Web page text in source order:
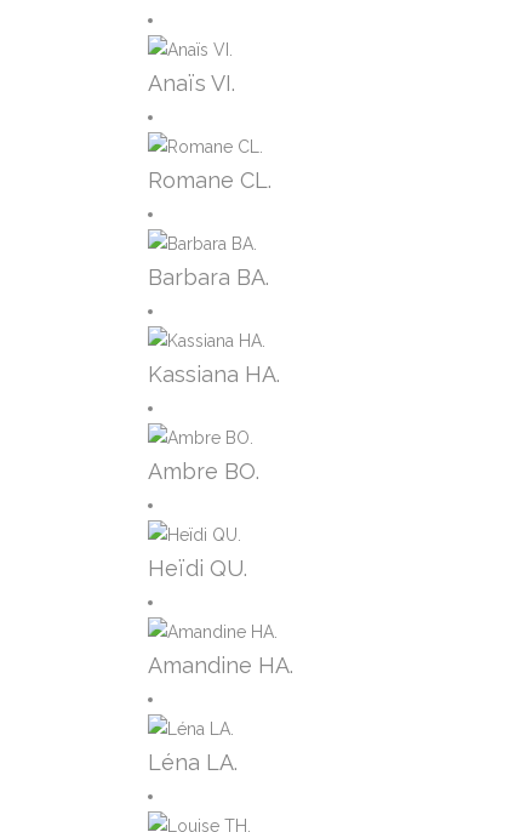
Anaïs VI.
Romane CL.
Barbara BA.
Kassiana HA.
Ambre BO.
Heïdi QU.
Amandine HA.
Léna LA.